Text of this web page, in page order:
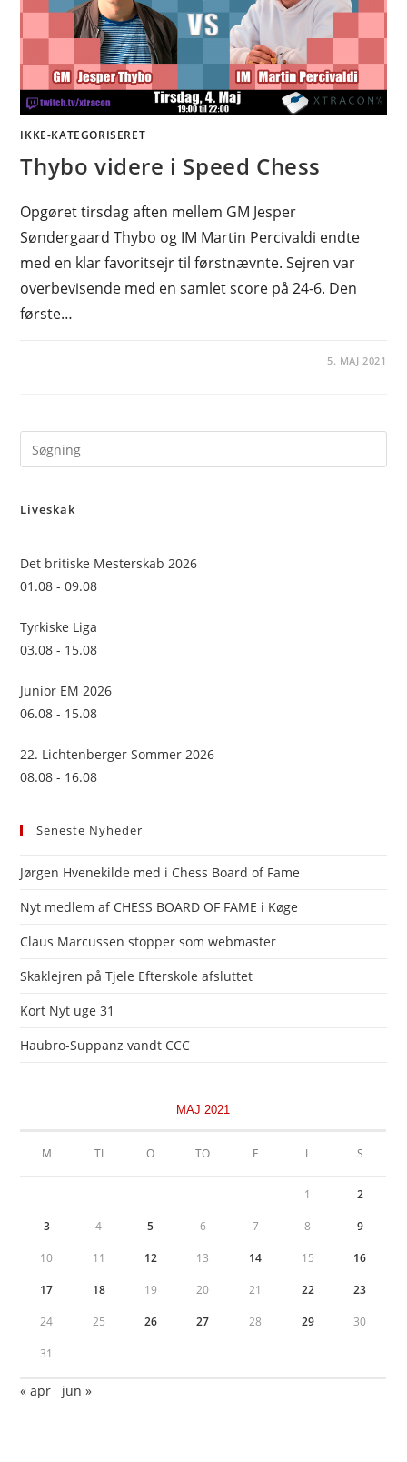
IKKE-KATEGORISERET
Thybo videre i Speed Chess
Opgøret tirsdag aften mellem GM Jesper
Søndergaard Thybo og IM Martin Percivaldi endte
med en klar favoritsejr til førstnævnte. Sejren var
overbevisende med en samlet score på 24-6. Den
første…
5. MAJ 2021
Liveskak
Det britiske Mesterskab 2026
01.08 - 09.08
Tyrkiske Liga
03.08 - 15.08
Junior EM 2026
06.08 - 15.08
22. Lichtenberger Sommer 2026
08.08 - 16.08
Seneste Nyheder
Jørgen Hvenekilde med i Chess Board of Fame
Nyt medlem af CHESS BOARD OF FAME i Køge
Claus Marcussen stopper som webmaster
Skaklejren på Tjele Efterskole afsluttet
Kort Nyt uge 31
Haubro-Suppanz vandt CCC
MAJ 2021
M TI O TO F L S
1 2
3 4 5 6 7 8 9
10 11 12 13 14 15 16
17 18 19 20 21 22 23
24 25 26 27 28 29 30
31
« apr jun »